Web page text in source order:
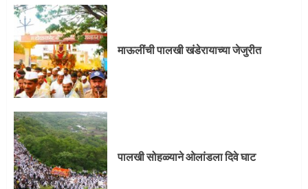
माऊलींची पालखी खंडेरायाच्या जेजुरीत
पालखी सोहळ्याने ओलांडला दिवे घाट
4
5